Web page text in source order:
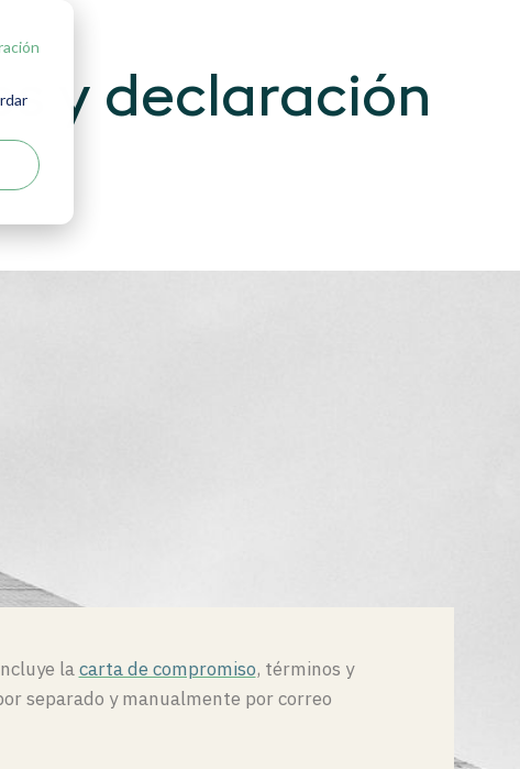
y declaración
lacarta de compromiso, términos y
separado y manualmente por correo